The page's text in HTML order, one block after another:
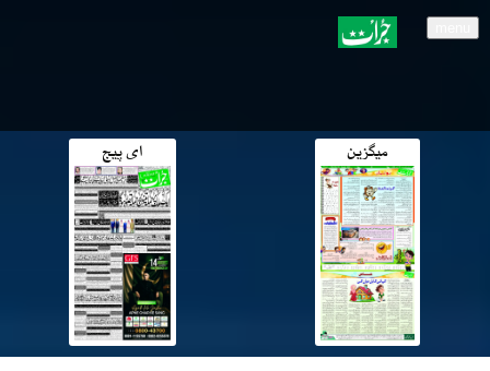
میگزین ای پیج